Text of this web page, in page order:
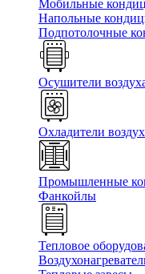
Мобильные
Напольные
Подпотолочные
Осушители
Охладители
Промышленные
Фанкойлы
Тепловое